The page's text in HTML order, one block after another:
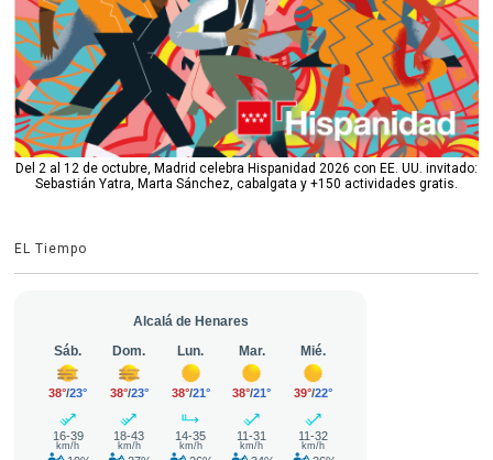
Del 2 al 12 de octubre, Madrid celebra Hispanidad 2026 con EE. UU. invitado:
Sebastián Yatra, Marta Sánchez, cabalgata y +150 actividades gratis.
EL Tiempo